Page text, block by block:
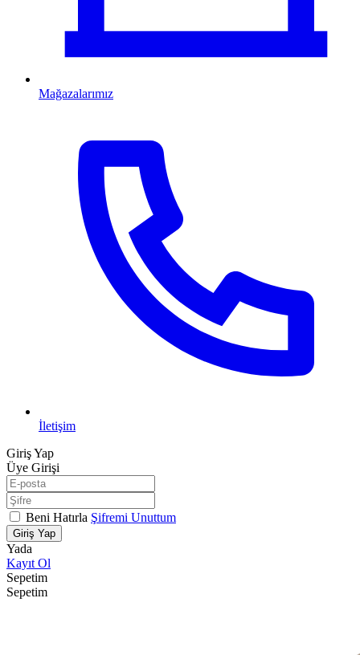
Mağazalarımız
İletişim
Giriş Yap
Üye Girişi
Beni Hatırla Şifremi Unuttum
Giriş Yap
Yada
Kayıt Ol
Sepetim
Sepetim